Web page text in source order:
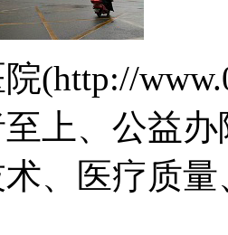
(http://
上、公益
、医疗质